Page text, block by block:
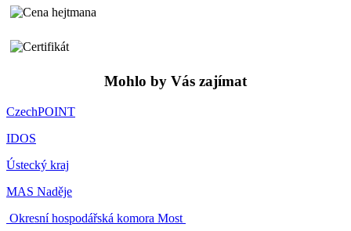
Mohlo by Vás zajímat
CzechPOINT
IDOS
Ústecký kraj
MAS Naděje
Okresní hospodářská komora Most